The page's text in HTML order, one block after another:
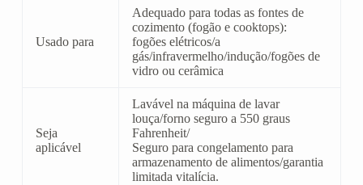
Usado para
Adequado para todas as fontes de
cozimento (fogão e cooktops):
fogões elétricos/a
gás/infravermelho/indução/fogões de
vidro ou cerâmica
Seja
aplicável
Lavável na máquina de lavar
louça/forno seguro a 550 graus
Fahrenheit/
Seguro para congelamento para
armazenamento de alimentos/garantia
limitada vitalícia.